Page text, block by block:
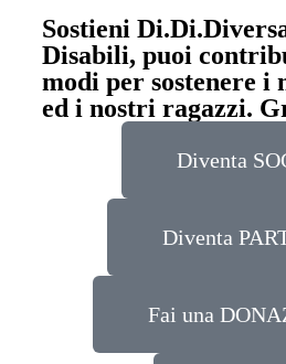
Sostieni
Disabili, puoi
modi per sostenere i
ed i nostri ragazzi.
Diventa
Diventa
Fai una